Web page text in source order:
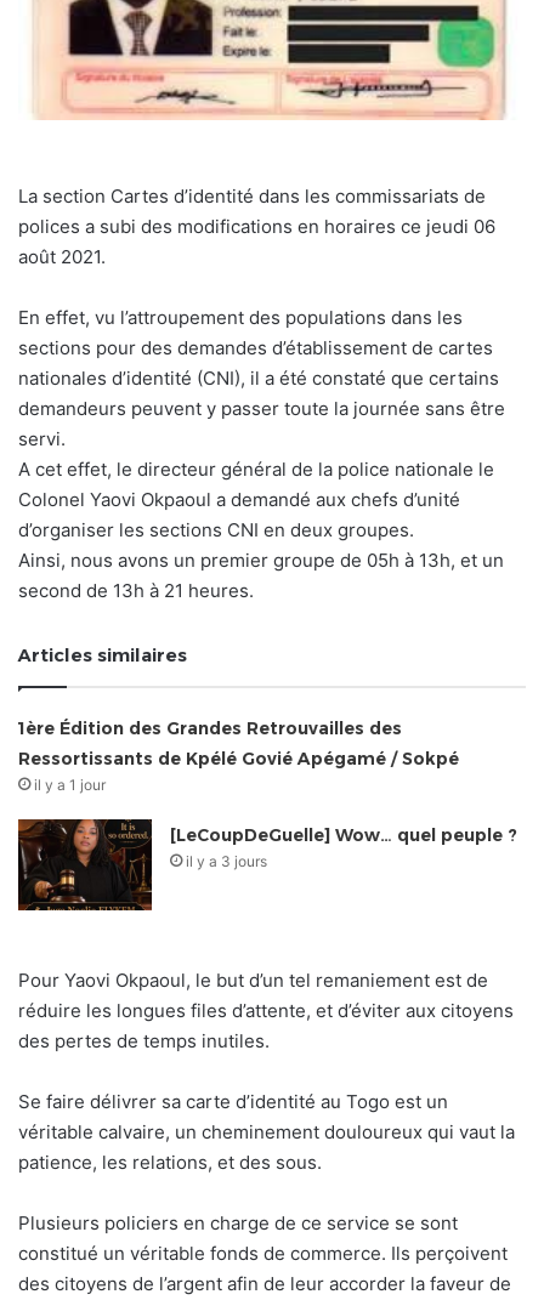
La section Cartes d’identité dans les commissariats de
polices a subi des modifications en horaires ce jeudi 06
août 2021.
En effet, vu l’attroupement des populations dans les
sections pour des demandes d’établissement de cartes
nationales d’identité (CNI), il a été constaté que certains
demandeurs peuvent y passer toute la journée sans être
servi.
A cet effet, le directeur général de la police nationale le
Colonel Yaovi Okpaoul a demandé aux chefs d’unité
d’organiser les sections CNI en deux groupes.
Ainsi, nous avons un premier groupe de 05h à 13h, et un
second de 13h à 21 heures.
Articles similaires
1ère Édition des Grandes Retrouvailles des
Ressortissants de Kpélé Govié Apégamé / Sokpé
il y a 1 jour
[LeCoupDeGuelle] Wow… quel peuple ?
il y a 3 jours
Pour Yaovi Okpaoul, le but d’un tel remaniement est de
réduire les longues files d’attente, et d’éviter aux citoyens
des pertes de temps inutiles.
Se faire délivrer sa carte d’identité au Togo est un
véritable calvaire, un cheminement douloureux qui vaut la
patience, les relations, et des sous.
Plusieurs policiers en charge de ce service se sont
constitué un véritable fonds de commerce. Ils perçoivent
des citoyens de l’argent afin de leur accorder la faveur de